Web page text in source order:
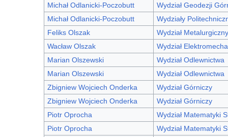
Michał Odlanicki-Poczobutt
Wydział Geodezji
Michał Odlanicki-Poczobutt
Wydziały
Feliks Olszak
Wydział Metalurgiczny
Wacław Olszak
Wydział
Marian Olszewski
Wydział Odlewnictwa
Marian Olszewski
Wydział Odlewnictwa
Zbigniew Wojciech Onderka
Wydział Górniczy
Zbigniew Wojciech Onderka
Wydział Górniczy
Piotr Oprocha
Wydział Matematyki
Piotr Oprocha
Wydział Matematyki